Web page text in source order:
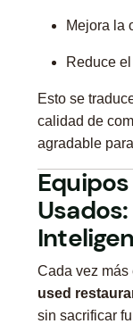
Mejora la
Reduce
Esto se
calidad de
agradable
Cada vez más
used
sin sacrificar